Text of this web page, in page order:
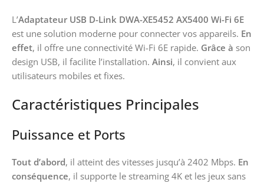
L’Adaptateur USB D-Link DWA-XE5452 AX5400 Wi-Fi 6E
est une solution moderne pour connecter vos appareils. En
effet, il offre une connectivité Wi-Fi 6E rapide. Grâce à son
design USB, il facilite l’installation. Ainsi, il convient aux
utilisateurs mobiles et fixes.
Caractéristiques Principales
Puissance et Ports
Tout d’abord, il atteint des vitesses jusqu’à 2402 Mbps. En
conséquence, il supporte le streaming 4K et les jeux sans